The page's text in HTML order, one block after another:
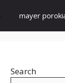
mayer
Search